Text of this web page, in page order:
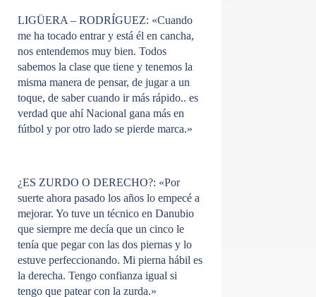
LIGÜERA – RODRÍGUEZ: «Cuando
me ha tocado entrar y está él en cancha,
nos entendemos muy bien. Todos
sabemos la clase que tiene y tenemos la
misma manera de pensar, de jugar a un
toque, de saber cuando ir más rápido.. es
verdad que ahí Nacional gana más en
fútbol y por otro lado se pierde marca.»
¿ES ZURDO O DERECHO?: «Por
suerte ahora pasado los años lo empecé a
mejorar. Yo tuve un técnico en Danubio
que siempre me decía que un cinco le
tenía que pegar con las dos piernas y lo
estuve perfeccionando. Mi pierna hábil es
la derecha. Tengo confianza igual si
tengo que patear con la zurda.»